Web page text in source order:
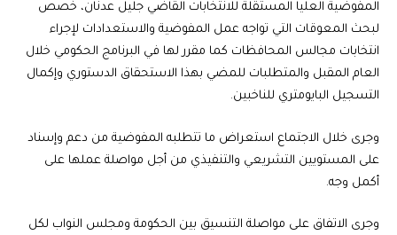
المفوضية العليا المستقلة للانتخابات القاضي جليل عدنان، خُصص
لبحث المعوقات التي تواجه عمل المفوضية والاستعدادات لإجراء
انتخابات مجالس المحافظات كما مقرر لها في البرنامج الحكومي خلال
العام المقبل والمتطلبات للمضي بهذا الاستحقاق الدستوري وإكمال
التسجيل البايومتري للناخبين.
وجرى خلال الاجتماع استعراض ما تتطلبه المفوضية من دعم وإسناد
على المستويين التشريعي والتنفيذي من أجل مواصلة عملها على
أكمل وجه.
وجرى الاتفاق على مواصلة التنسيق بين الحكومة ومجلس النواب لكل